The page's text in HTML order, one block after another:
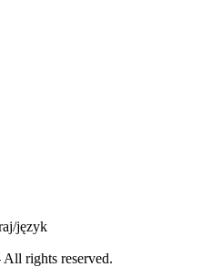
język
All rights reserved.